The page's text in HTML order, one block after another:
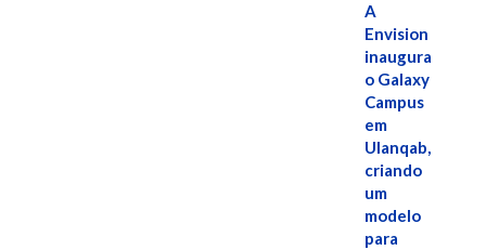
A
Envision
inaugura
o Galaxy
Campus
em
Ulanqab,
criando
um
modelo
para